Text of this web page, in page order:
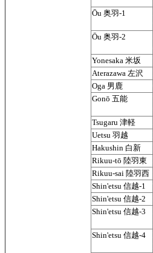
Ōu 奥羽-1
Ōu 奥羽-2
Yonesaka 米坂
Aterazawa 左沢
Oga 男鹿
Gonō 五能
Tsugaru 津軽
Uetsu 羽越
Hakushin 白新
Rikuu-tō 陸羽東
Rikuu-sai 陸羽西
Shin'etsu 信越-1
Shin'etsu 信越-2
Shin'etsu 信越-3
Shin'etsu 信越-4